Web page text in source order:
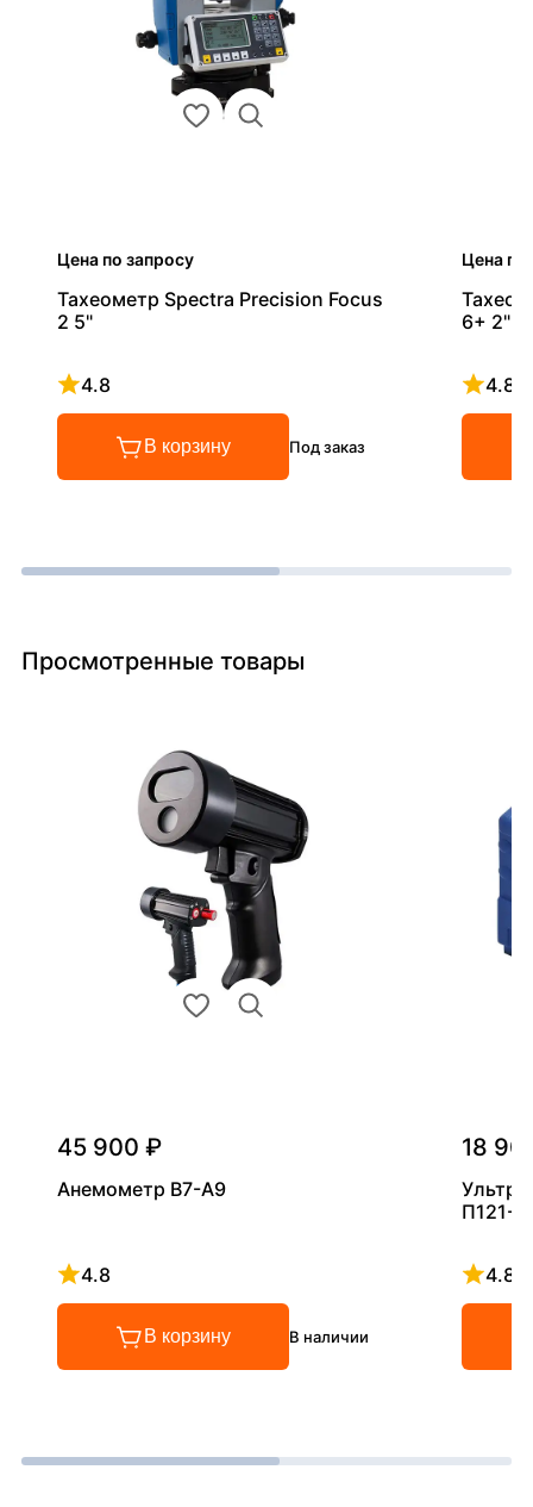
Цена по запросу
Тахеометр Spectra Precision Focus
2 5"
4.8
Рейтинг 4.8 из 5
В корзину Под заказ
Цена по
6+ 2"
4.8
Просмотренные товары
45 900 ₽
Анемометр В7-А9
4.8
Рейтинг 4.8 из 5
В корзину В наличии
18
П121-
4.8